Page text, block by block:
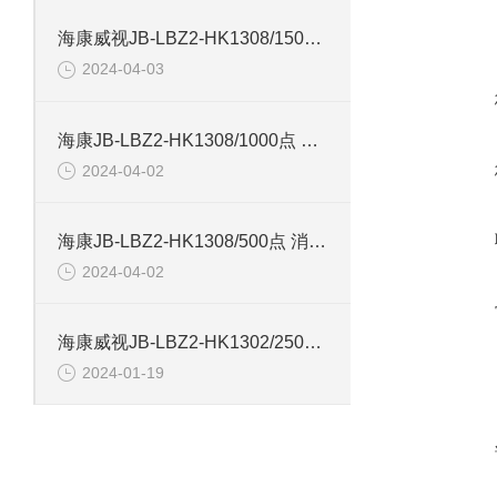
海康威视JB-LBZ2-HK1308/1500点 火灾报警控制器
2024-04-03
海康JB-LBZ2-HK1308/1000点 火灾报警控制器
2024-04-02
海康JB-LBZ2-HK1308/500点 消防联动控制器
2024-04-02
海康威视JB-LBZ2-HK1302/250点 火灾报警控制器
2024-01-19